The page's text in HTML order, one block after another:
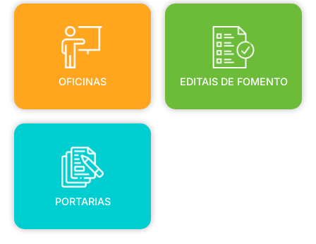
OFICINAS
OFICINAS
EDITAIS DE FOMENTO
EDITAIS DE FOMENTO
PORTARIAS
PORTARIAS